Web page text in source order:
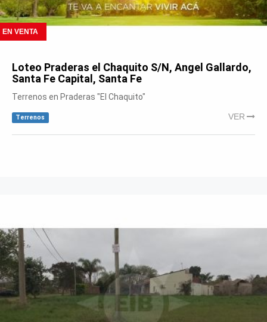
EN VENTA
Loteo Praderas el Chaquito S/N, Angel Gallardo,
Santa Fe Capital, Santa Fe
Terrenos en Praderas "El Chaquito"
Terrenos VER